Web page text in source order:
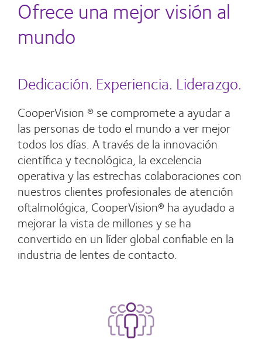
Ofrece una mejor visión al
mundo
Dedicación. Experiencia. Liderazgo.
CooperVision ® se compromete a ayudar a
las personas de todo el mundo a ver mejor
todos los días. A través de la innovación
científica y tecnológica, la excelencia
operativa y las estrechas colaboraciones con
nuestros clientes profesionales de atención
oftalmológica, CooperVision® ha ayudado a
mejorar la vista de millones y se ha
convertido en un líder global confiable en la
industria de lentes de contacto.